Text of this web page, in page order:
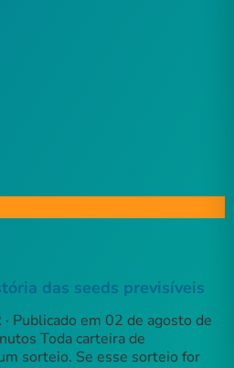
das seeds previsíveis
Publicado em 02 de agosto de
Toda carteira de
sorteio. Se esse sorteio for